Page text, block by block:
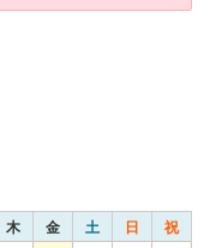
木 金 土 日 祝